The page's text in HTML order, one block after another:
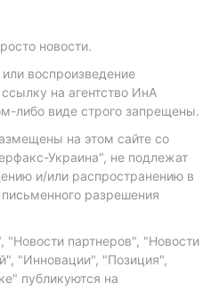
новости.
воспроизведение
на агентство ИнА
либо виде строго запрещены.
на этом сайте со
Украина", не подлежат
и/или распространению в
разрешения
партнеров", "Новости
"Инновации", "Позиция",
публикуются на